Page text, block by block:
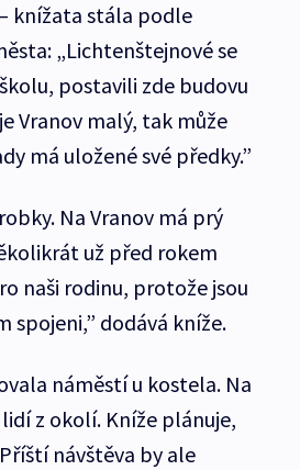
knížata stála podle
„Lichtenštejnové se
postavili zde budovu
Vranov malý, tak může
má uložené své předky.”
Na Vranov má prý
už před rokem
naši rodinu, protože jsou
spojeni,” dodává kníže.
náměstí u kostela. Na
z okolí. Kníže plánuje,
návštěva by ale